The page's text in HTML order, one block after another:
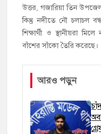
উত্তর, গজারিয়া তিন
কিন্তু নদীতে নৌ চলাচল
শিক্ষার্থী ও স্থানীয়রা
বাঁশের সাঁকো তৈরি করেছে।
আরও পড়ুন